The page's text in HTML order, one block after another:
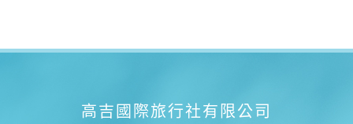
高吉國際旅行社有限公司